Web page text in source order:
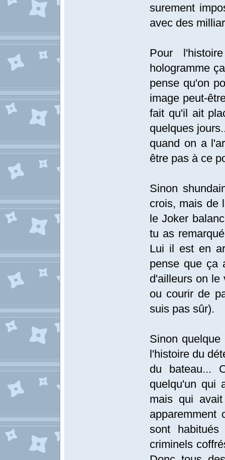
surement
avec des
Pour
hologramme
pense qu'on
image peut-
fait qu'il ait
quelques
quand on a
être pas à ce
Sinon
crois, mais de
le Joker
tu as
Lui il est en
pense que ça
d'ailleurs on le
ou courir de
suis pas sûr).
Sinon
l'histoire du
du bateau...
quelqu'un qui
mais qui
apparemment
sont
criminels